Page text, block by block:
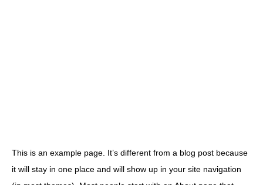
This is an example page. It’s different from a blog post because
it will stay in one place and will show up in your site navigation